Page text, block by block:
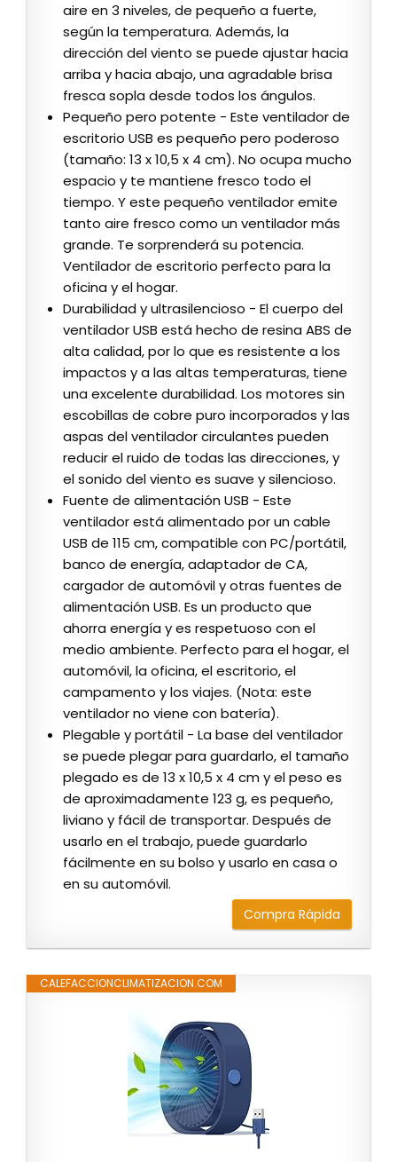
aire en 3 niveles, de pequeño a fuerte,
según la temperatura. Además, la
dirección del viento se puede ajustar hacia
arriba y hacia abajo, una agradable brisa
fresca sopla desde todos los ángulos.
Pequeño pero potente - Este ventilador de
escritorio USB es pequeño pero poderoso
(tamaño: 13 x 10,5 x 4 cm). No ocupa mucho
espacio y te mantiene fresco todo el
tiempo. Y este pequeño ventilador emite
tanto aire fresco como un ventilador más
grande. Te sorprenderá su potencia.
Ventilador de escritorio perfecto para la
oficina y el hogar.
Durabilidad y ultrasilencioso - El cuerpo del
ventilador USB está hecho de resina ABS de
alta calidad, por lo que es resistente a los
impactos y a las altas temperaturas, tiene
una excelente durabilidad. Los motores sin
escobillas de cobre puro incorporados y las
aspas del ventilador circulantes pueden
reducir el ruido de todas las direcciones, y
el sonido del viento es suave y silencioso.
Fuente de alimentación USB - Este
ventilador está alimentado por un cable
USB de 115 cm, compatible con PC/portátil,
banco de energía, adaptador de CA,
cargador de automóvil y otras fuentes de
alimentación USB. Es un producto que
ahorra energía y es respetuoso con el
medio ambiente. Perfecto para el hogar, el
automóvil, la oficina, el escritorio, el
campamento y los viajes. (Nota: este
ventilador no viene con batería).
Plegable y portátil - La base del ventilador
se puede plegar para guardarlo, el tamaño
plegado es de 13 x 10,5 x 4 cm y el peso es
de aproximadamente 123 g, es pequeño,
liviano y fácil de transportar. Después de
usarlo en el trabajo, puede guardarlo
fácilmente en su bolso y usarlo en casa o
en su automóvil.
Compra Rápida
CALEFACCIONCLIMATIZACION.COM